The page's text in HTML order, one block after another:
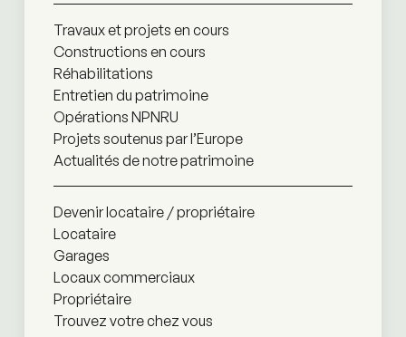
Travaux et projets en cours
Constructions en cours
Réhabilitations
Entretien du patrimoine
Opérations NPNRU
Projets soutenus par l’Europe
Actualités de notre patrimoine
Devenir locataire / propriétaire
Locataire
Garages
Locaux commerciaux
Propriétaire
Trouvez votre chez vous